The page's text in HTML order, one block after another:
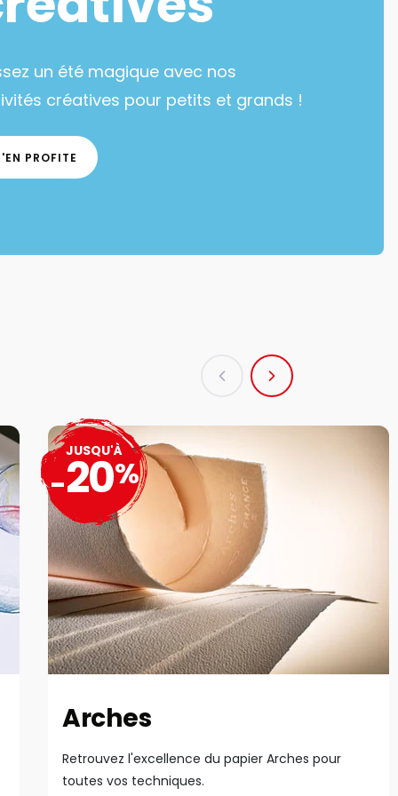
un été magique avec nos
créatives pour petits et grands !
PROFITE
Arches
Retrouvez l'excellence du papier Arches pour
toutes vos techniques.
JUSQU'À
-20%